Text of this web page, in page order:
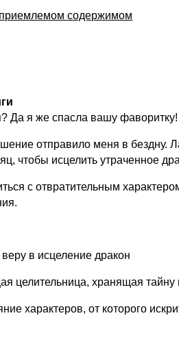
содержимом
Да я же спасла вашу фаворитку!
отправило меня в бездну.
чтобы исцелить утраченное
с отвратительным
в исцеление дракон
целительница, хранящая тайну
характеров, от которого